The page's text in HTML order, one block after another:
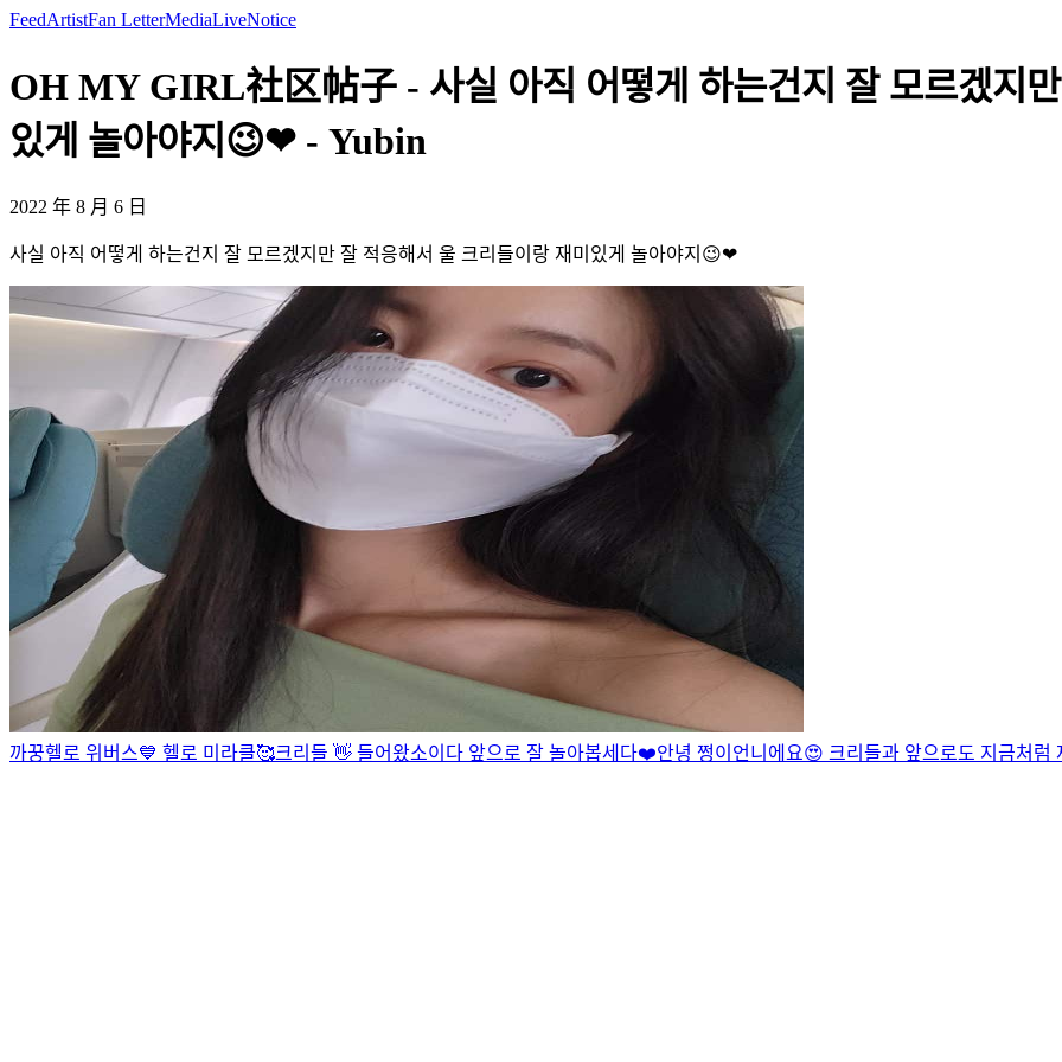
FeedArtistFan LetterMediaLiveNotice
OH MY GIRL社区帖子 - 사실 아직 어떻게 하는건지 잘 모르겠지만
있게 놀아야지😉❤ - Yubin
2022 年 8 月 6 日
사실 아직 어떻게 하는건지 잘 모르겠지만 잘 적응해서 울 크리들이랑 재미있게 놀아야지😉❤
까꿍헬로 위버스💙 헬로 미라클🥰크리들 👋 들어왔소이다 앞으로 잘 놀아봅세다❤️안녕 쩡이언니에요😍 크리들과 앞으로도 지금처럼